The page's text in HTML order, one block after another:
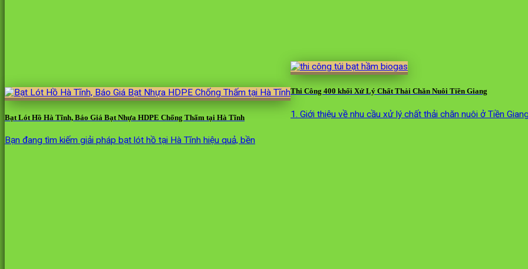
Bạt Lót Hồ Hà Tĩnh, Báo Giá Bạt Nhựa HDPE Chống Thấm tại Hà Tĩnh
Bạn đang tìm kiếm giải pháp bạt lót hồ tại Hà Tĩnh hiệu quả, bền
Thi Công 400 khối Xử Lý Chất Thải Chăn Nuôi Tiền Giang
1. Giới thiệu về nhu cầu xử lý chất thải chăn nuôi ở Tiền